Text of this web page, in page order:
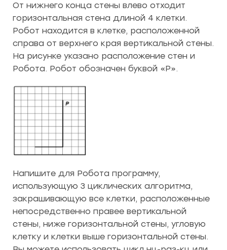
От нижнего конца стены влево отходит
горизонтальная стена длиной 4 клетки.
Робот находится в клетке, расположенной
справа от верхнего края вертикальной стены.
На рисунке указано расположение стен и
Робота. Робот обозначен буквой «Р».
Напишите для Робота программу,
использующую 3 циклических алгоритма,
закрашивающую все клетки, расположенные
непосредственно правее вертикальной
стены, ниже горизонтальной стены, угловую
клетку и клетки выше горизонтальной стены.